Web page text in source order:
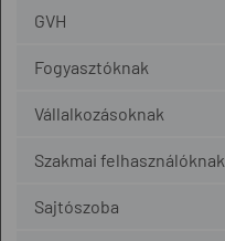
GVH
Fogyasztóknak
Vállalkozásoknak
Szakmai felhasználóknak
Sajtószoba